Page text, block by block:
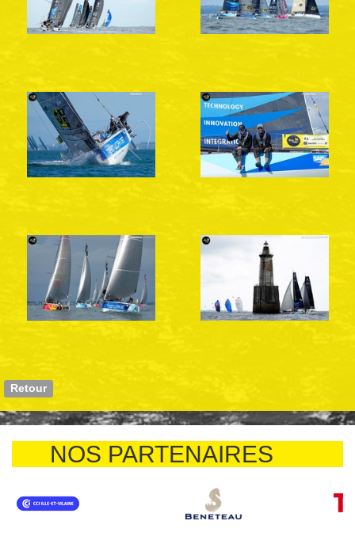
Retour
NOS PARTENAIRES